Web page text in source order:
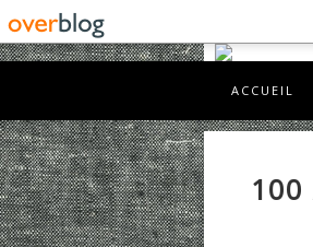
ACCUEIL
100